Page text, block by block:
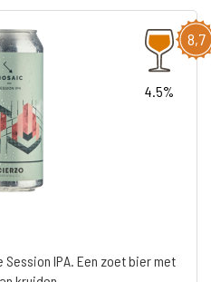
8,7
4.5%
IPA. Een zoet bier met